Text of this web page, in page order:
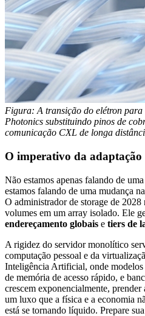
Figura: A transição do elétron
Photonics substituindo pinos de
comunicação CXL de longa
O imperativo da adaptação
Não estamos apenas falando de
estamos falando de uma mudança
O administrador de storage de
volumes em um array isolado. Ele
endereçamento globais e tiers de
A rigidez do servidor monolítico
computação pessoal e da
Inteligência Artificial, onde
de memória de acesso rápido, e
crescem exponencialmente,
um luxo que a física e a economia
está se tornando líquido. Prepare